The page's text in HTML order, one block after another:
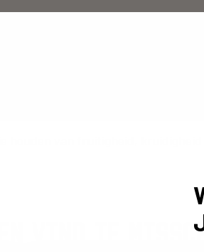
VIND JE